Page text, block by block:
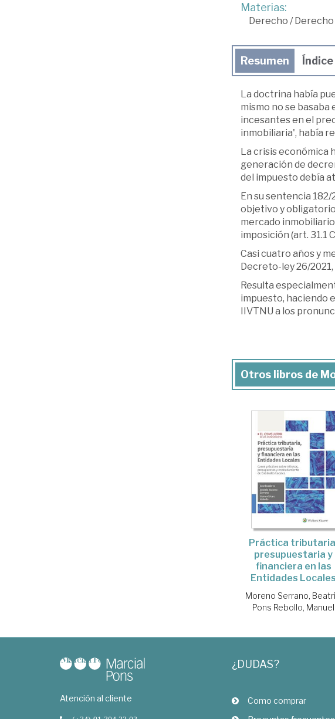
Materias:
Derecho /
Resumen Índice
La doctrina había
mismo no se
incesantes en el
inmobiliaria', había
La crisis económica
generación de
del impuesto debía
En su sentencia
objetivo y obligatorio
mercado
imposición (art. 31.1
Casi cuatro años y
Decreto-ley 26/
Resulta
impuesto, haciendo
IIVTNU a los
Otros libros de
Práctica
presupuestaria y
financiera en las
Entidades Locales
Moreno Serrano,
Pons Rebollo, Manuel
Atención al cliente
¿DUDAS?
Como comprar